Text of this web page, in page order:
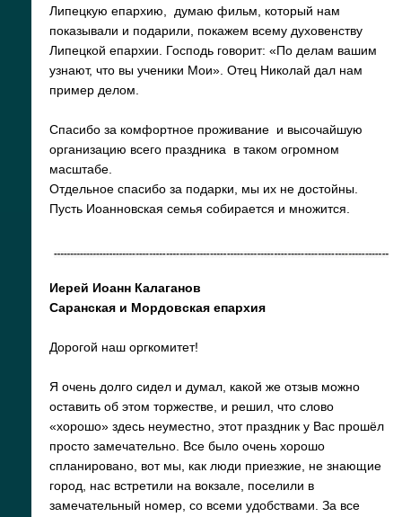
Липецкую епархию, думаю фильм, который нам
показывали и подарили, покажем всему духовенству
Липецкой епархии. Господь говорит: «По делам вашим
узнают, что вы ученики Мои». Отец Николай дал нам
пример делом.
Спасибо за комфортное проживание и высочайшую
организацию всего праздника в таком огромном
масштабе.
Отдельное спасибо за подарки, мы их не достойны.
Пусть Иоанновская семья собирается и множится.
Иерей Иоанн Калаганов
Саранская и Мордовская епархия
Дорогой наш оргкомитет!
Я очень долго сидел и думал, какой же отзыв можно
оставить об этом торжестве, и решил, что слово
«хорошо» здесь неуместно, этот праздник у Вас прошёл
просто замечательно. Все было очень хорошо
спланировано, вот мы, как люди приезжие, не знающие
город, нас встретили на вокзале, поселили в
замечательный номер, со всеми удобствами. За все